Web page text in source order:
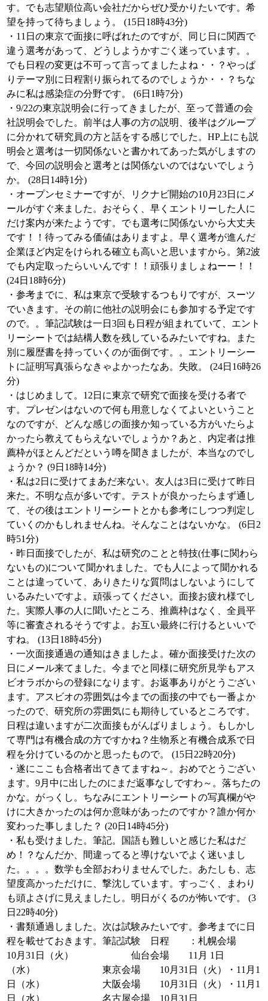
す。でも志望順位高い会社だからぜひ受かりたいです。希
望を持って待ちましょう。 (15日18時43分)
・11日の東京で面接に呼ばれたのですが、同じ日に関西で
違う選考があって、どうしようかすごく迷っています。。
でも日程の変更は不可って言ってましたよね・・？やっぱ
りテーマ別に日程割り振られてるのでしょうか・・？ちな
みに私は感染症の分野です。 (6日1時7分)
・9/22の東京説明会に行ってきましたが、至って普通の会
社説明会でした。前半は人事の方の説明、後半はグループ
に分かれて研究員の方と話をする感じでした。HP上にも説
明会と選考は一切関係ないと書かれてあった気がしますの
で、今回の説明会と選考とは関係ないのではないでしょう
か。 (28日14時1分)
・オープンセミナーですが、リクナビ開始の10月23日にメ
ールがすぐ来ました。おそらく、早くエントリーした人に
だけ案内が来たようです。でも選考に関係ないから大丈夫
です！！待ってみる価値はありますよ。早く選考が進んだ
企業ほど内定をけられる確立も高いと思いますから。第2波
でも内定取ったらいいんです！！頑張りましょねーー！！
(24日18時6分)
・参考までに、私は東京で受験するつもりですが、スーツ
でいきます。その前に他社の説明会にも参加する予定です
ので。。筆記試験は一日3回も日程が組まれていて、エント
リーシートでは結構人数を残しているみたいですね。また
別に履歴書を持っていくのが面倒です。。エントリーシー
トに証明写真張らなきゃよかったなあ。失敗。 (24日16時26
分)
・はじめまして。12日に東京で研究で面接を受ける者で
す。プレゼンはないので何も用意しなくてよいということ
なのですが、どんな感じの面接か知っている方がいたらよ
かったら教えてもらえないでしょうか？あと、内定者は推
薦枠がほとんどだという噂を聞きましたが、本当なのでし
ょうか？ (9日18時14分)
・私は2日に受けてまあだ来ない。友人は3日に受けて昨日
来た。不明な点が多いです。テストが良かったらまず通し
て、その後はエントリーシートとかも参考にしつつ判定し
ていくのかもしれませんね。そんなことはないかな。 (6日2
時51分)
・昨日面接でしたが、私は研究のことと特技(仕事に関わら
ないもの)について聞かれました。でも人によって聞かれる
ことは違っていて、ありきたりな質問はしないようにして
いるみたいですよ。頑張ってください。面接お疲れ様でし
た。実際人事の人に聞いたところ、推薦枠はなく、全員平
等に審査されるそうですよ。お互い最終に行けるといいで
すね。 (13日18時45分)
・一次面接通過の通知はきましたよ。確か面接受けた次の
日にメール来てました。今までと同様に研究所見学もアス
ビオラボからの登録になります。お返事ありがとうござい
ます。アスビオの雰囲気は今までの面接の中でも一番よか
ったので、研究所の雰囲気にも期待しているところです。
日程は違いますが二次面接もがんばりましょう。もしかし
て専門は有機合成の方ですかね？生物系と有機合成系で日
程を分けているのかと思ったもので。 (15日22時20分)
・遂にここも合格者出てきてますね～。おめでとうござい
ます。9月中に出したのにまだ返事なしですわ～。落ちたの
かな。がっくし。ちなみにエントリーシートの写真欄がや
けに大きかったのは何か意味があったのですか？誰か何か
変わった事しました？ (20日14時45分)
・私も受けました。筆記。国語も難しいと感じた私はだ
め！？なんだか、間違ってると導けないでよく迷いまし
た。。。。数学も全部おわりませんでした。あたしも、志
望度高かっただけに、撃沈しています。すっごく、まわり
も頭よさげに見えましたし。明日がくるのが怖いです。 (3
日22時40分)
・書類通過しました。次は試験みたいです。参考までに日
程を載せておきます。筆記試験 日程 ：札幌会場
10月31日（火） 仙台会場 11月 1日
（水） 東京会場 10月31日（火）・11月1
日（水） 大阪会場 10月31日（火）・11月1
日（水） 名古屋会場 10月31日